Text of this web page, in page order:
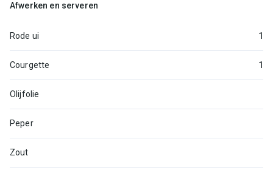
Afwerken en serveren
Rode ui 1
Courgette 1
Olijfolie
Peper
Zout